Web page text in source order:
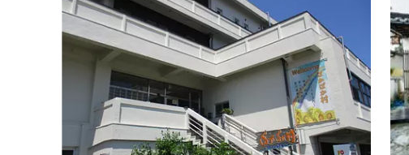
至福の癒しへとお誘い致します。 すがす...